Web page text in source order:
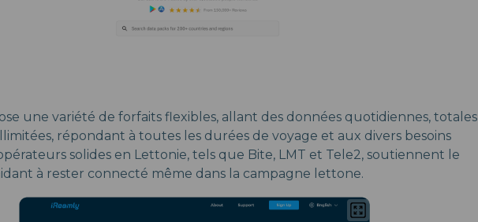
une variété de forfaits flexibles, allant des données quotidiennes, totales
répondant à toutes les durées de voyage et aux divers besoins
solides en Lettonie, tels que Bite, LMT et Tele2, soutiennent le
à rester connecté même dans la campagne lettone.